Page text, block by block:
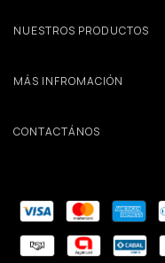
NUESTROS PRODUCTOS
MÁS INFROMACIÓN
CONTACTÁNOS